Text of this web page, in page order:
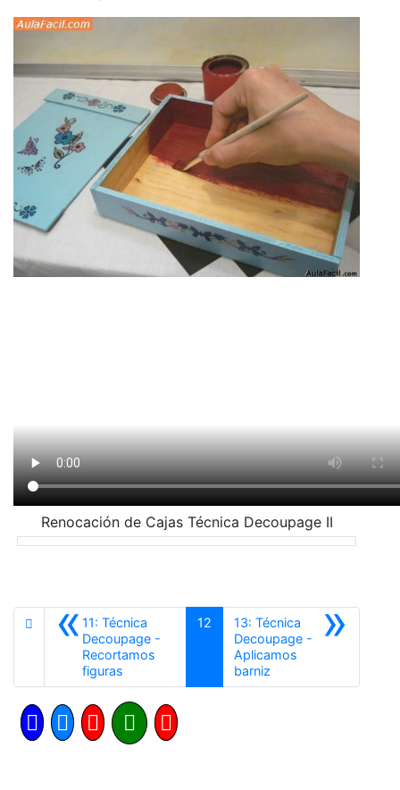
Renocación de Cajas Técnica Decoupage II
«11: Técnica
Decoupage -
Recortamos
figuras
12 »
13: Técnica
Decoupage -
Aplicamos
barniz